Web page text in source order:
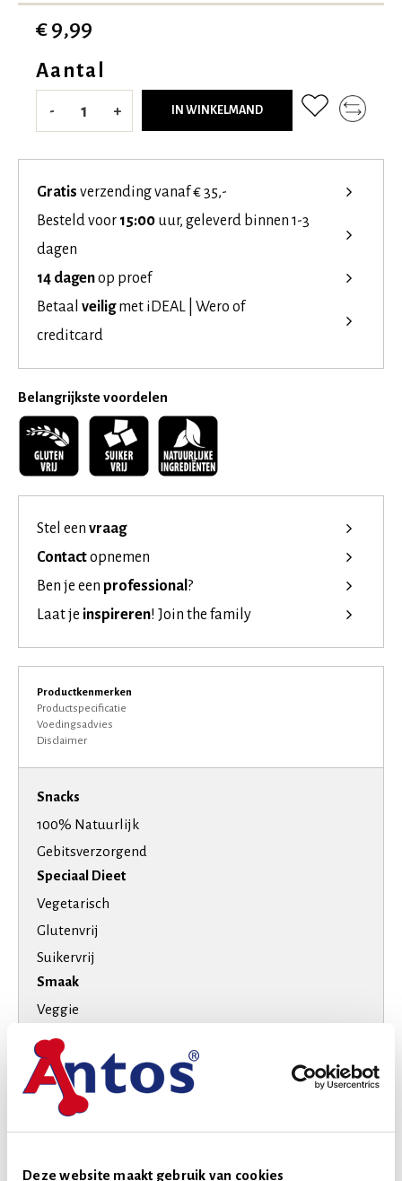
Deze website maakt gebruik van cookies
€ 9,99
Aantal
- + IN WINKELMAND
Gratis verzending vanaf € 35,-
Besteld voor 15:00 uur, geleverd binnen 1-3
dagen
14 dagenop proef
Betaal veiligmet iDEAL | Wero of
creditcard
Belangrijkste voordelen
Stel een vraag
Contactopnemen
Ben je een professional ?
Laat je inspireren! Join the family
Productkenmerken
Productspecificatie
Voedingsadvies
Disclaimer
Snacks
100% Natuurlijk
Gebitsverzorgend
Speciaal Dieet
Vegetarisch
Glutenvrij
Suikervrij
Smaak
Veggie
Hondenras
Extra kleine honden
Kleine honden